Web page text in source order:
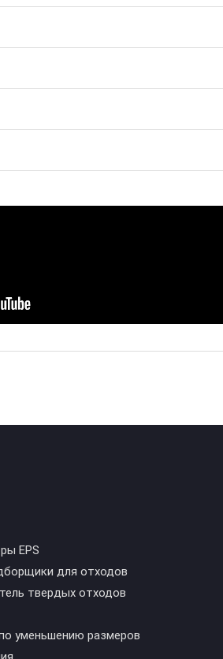
EPS
для отходов
твердых отходов
уменьшению размеров